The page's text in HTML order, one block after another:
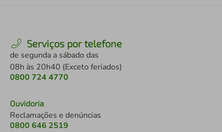
Serviços por telefone
de segunda a sábado das
08h às 20h40 (Exceto feriados)
0800 724 4770
Ouvidoria
Reclamações e denúncias
0800 646 2519